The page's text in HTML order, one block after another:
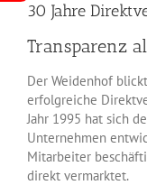
30 Jahre
Transparenz
Der Weidenhof
erfolgreiche
Jahr 1995 hat sich
Unternehmen
Mitarbeiter
direkt vermarktet.